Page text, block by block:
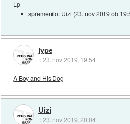
Lp
spremenilo: Uizi (23. nov 2019 ob
jype
::23. nov 2019, 19:54
A Boy and His Dog
Uizi
::23. nov 2019, 20:04